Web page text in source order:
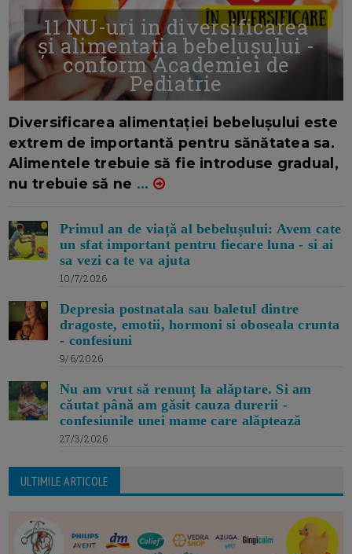
11 NU-uri in diversificarea
și alimentația bebelușului -
conform Academiei de
Pediatrie
Diversificarea alimentației bebelușului este
extrem de importantă pentru sănătatea sa.
Alimentele trebuie să fie introduse gradual,
nu trebuie să ne ...
Primul an de viață al bebelușului: Avem cate
un sfat important pentru fiecare luna - si ai
sa vezi ca te va ajuta
10/7/2026
Depresia postnatala sau baletul dintre
dragoste, emotii, hormoni si oboseala crunta
- confesiuni
9/6/2026
Nu am vrut să renunț la alăptare. Si am
căutat până am găsit cauza durerii -
confesiunile unei mame care alăptează
27/3/2026
ULTIMILE ARTICOLE